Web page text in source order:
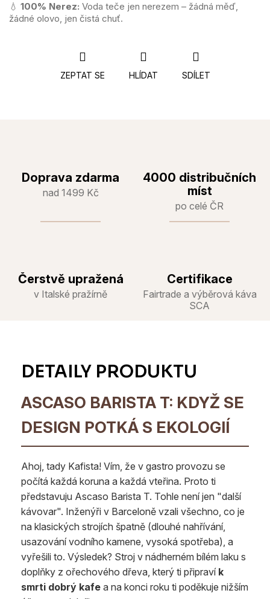
💧 100% Nerez: Voda teče jen nerezem – žádná měď,
žádné olovo, jen čistá chuť.
ZEPTAT SE HLÍDAT SDÍLET
Doprava zdarma
nad 1499 Kč
4000 distribučních
míst
po celé ČR
Čerstvě upražená
v Italské pražírně
Certifikace
Fairtrade a výběrová káva
SCA
ASCASO BARISTA T: KDYŽ SE
DESIGN POTKÁ S EKOLOGIÍ
Ahoj, tady Kafista! Vím, že v gastro provozu se
počítá každá koruna a každá vteřina. Proto ti
představuju Ascaso Barista T. Tohle není jen "další
kávovar". Inženýři v Barceloně vzali všechno, co je
na klasických strojích špatně (dlouhé nahřívání,
usazování vodního kamene, vysoká spotřeba), a
vyřešili to. Výsledek? Stroj v nádherném bílém laku s
doplňky z ořechového dřeva, který ti připraví k
smrti dobrý kafe a na konci roku ti poděkuje nižším